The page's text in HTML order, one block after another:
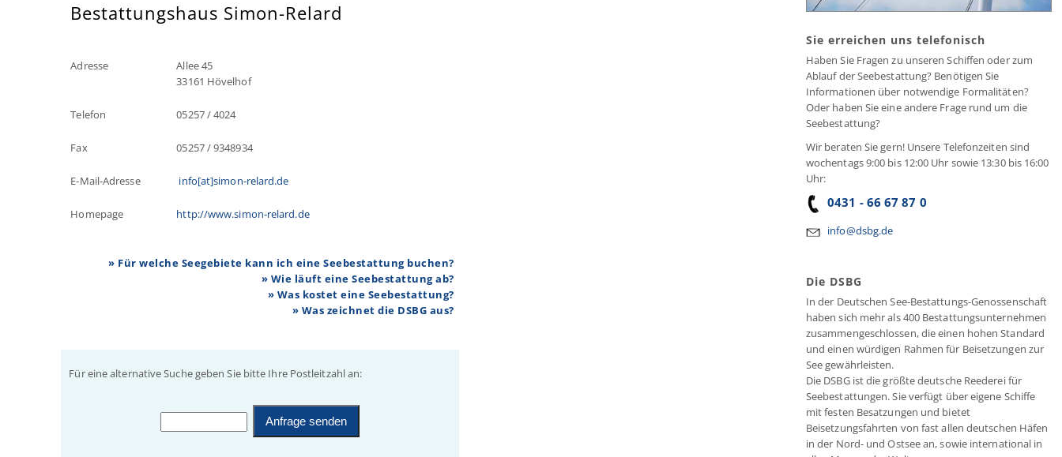
Bestattungshaus Simon-Relard
Adresse
Allee 45
33161 Hövelhof
Telefon 05257 / 4024
Fax 05257 / 9348934
E-Mail-Adresse info[at]simon-relard.de
Homepage http://www.simon-relard.de
» Für welche Seegebiete kann ich eine Seebestattung buchen?
» Wie läuft eine Seebestattung ab?
» Was kostet eine Seebestattung?
» Was zeichnet die DSBG aus?
Für eine alternative Suche geben Sie bitte Ihre Postleitzahl an:
Sie erreichen uns telefonisch
Haben Sie Fragen zu unseren Schiffen oder zum
Ablauf der Seebestattung? Benötigen Sie
Informationen über notwendige Formalitäten?
Oder haben Sie eine andere Frage rund um die
Seebestattung?
Wir beraten Sie gern! Unsere Telefonzeiten sind
wochentags 9:00 bis 12:00 Uhr sowie 13:30 bis 16:00
Uhr:
0431 - 66 67 87 0
info@dsbg.de
Die DSBG
In der Deutschen See-Bestattungs-Genossenschaft
haben sich mehr als 400 Bestattungsunternehmen
zusammengeschlossen, die einen hohen Standard
und einen würdigen Rahmen für Beisetzungen zur
See gewährleisten.
Die DSBG ist die größte deutsche Reederei für
Seebestattungen. Sie verfügt über eigene Schiffe
mit festen Besatzungen und bietet
Beisetzungsfahrten von fast allen deutschen Häfen
in der Nord- und Ostsee an, sowie international in